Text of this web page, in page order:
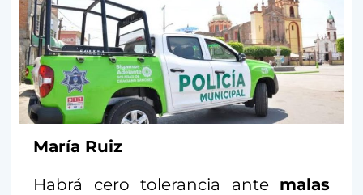
María Ruiz
Habrá cero tolerancia ante malas